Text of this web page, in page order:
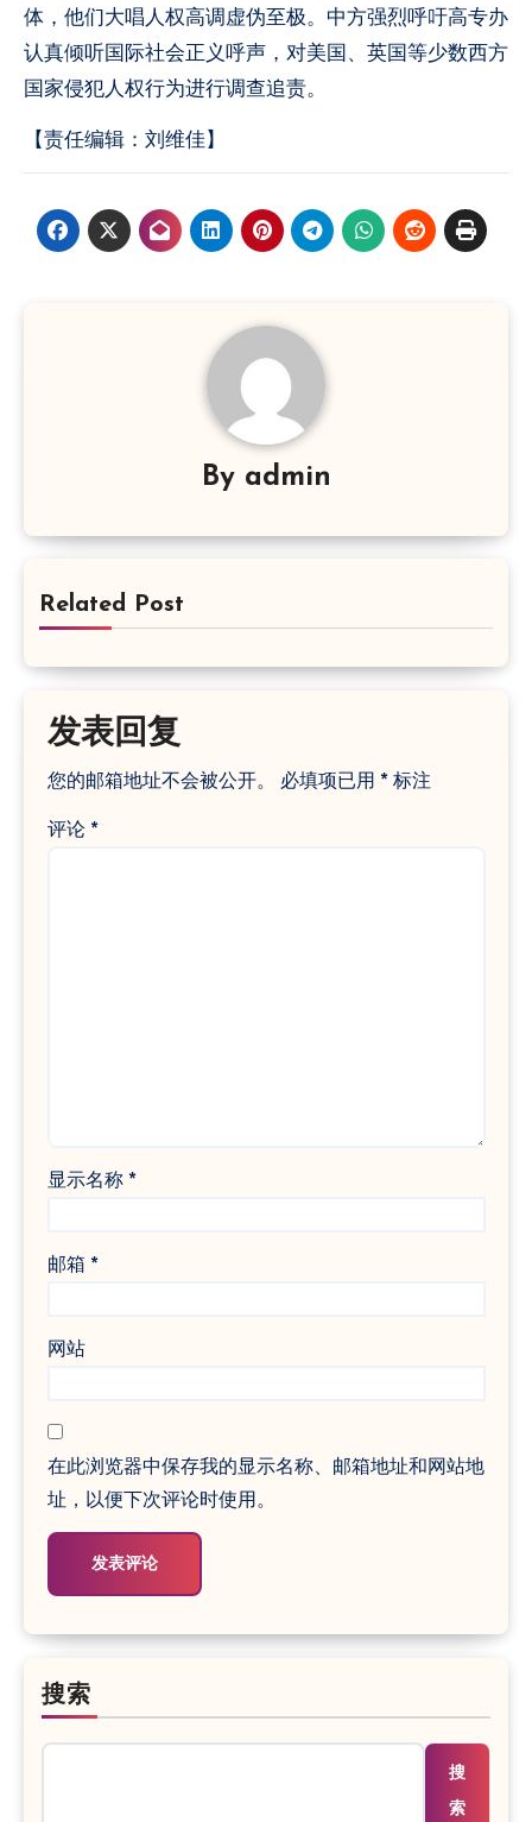
体，他们大唱人权高调虚伪至极。中方强烈呼吁高专办
认真倾听国际社会正义呼声，对美国、英国等少数西方
国家侵犯人权行为进行调查追责。
【责任编辑：刘维佳】
By admin
Related Post
发表回复
您的邮箱地址不会被公开。 必填项已用 *标注
评论 *
显示名称 *
邮箱 *
网站
在此浏览器中保存我的显示名称、邮箱地址和网站地
址，以便下次评论时使用。
搜索
搜
索